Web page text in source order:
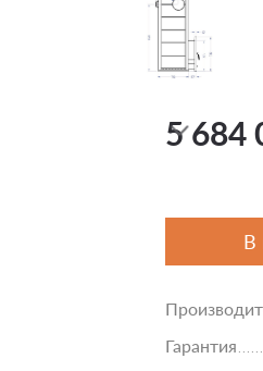
5 684
В
Гарантия